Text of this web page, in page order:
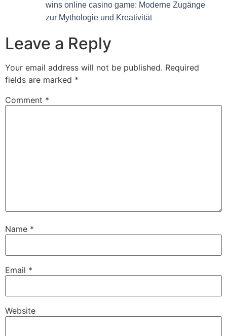
wins online casino game: Moderne Zugänge
zur Mythologie und Kreativität
Leave a Reply
Your email address will not be published. Required
fields are marked *
Comment *
Name *
Email *
Website